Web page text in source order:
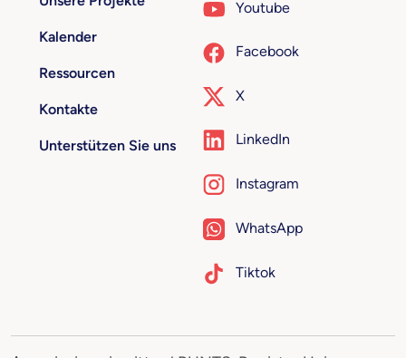
Kalender
Ressourcen
Kontakte
Unterstützen Sie uns
Youtube
Facebook
X
LinkedIn
Instagram
WhatsApp
Tiktok